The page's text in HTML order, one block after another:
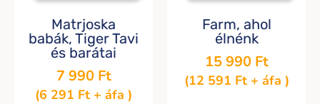
Matrjoska
babák, Tiger Tavi
és barátai
7 990 Ft
(6 291 Ft + áfa )
Farm, ahol
élnénk
15 990 Ft
(12 591 Ft+ áfa )